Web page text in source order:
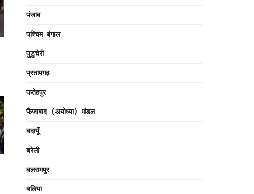
पंजाब
पश्चिम बंगाल
पुडुचेरी
प्रतापगढ़
फतेहपुर
फैजाबाद (अयोध्या) मंडल
बदायूँ
बरेली
बलरामपुर
बलिया